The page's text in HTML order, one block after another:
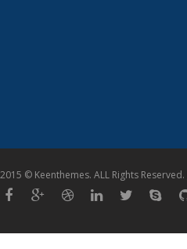
2015 © Keenthemes. ALL Rights Reserved.